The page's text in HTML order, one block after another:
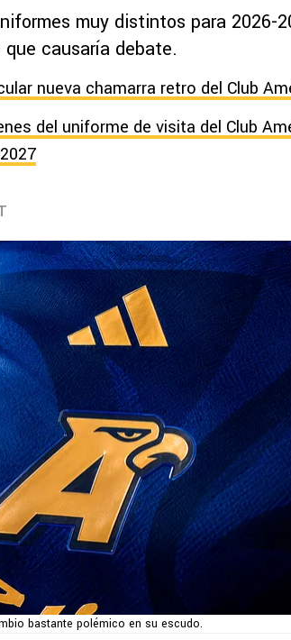
muy distintos para 2026-
causaría debate.
nueva chamarra retro del Club
del uniforme de visita del Club
bastante polémico en su escudo.